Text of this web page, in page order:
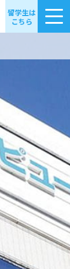
留学生は
こちら